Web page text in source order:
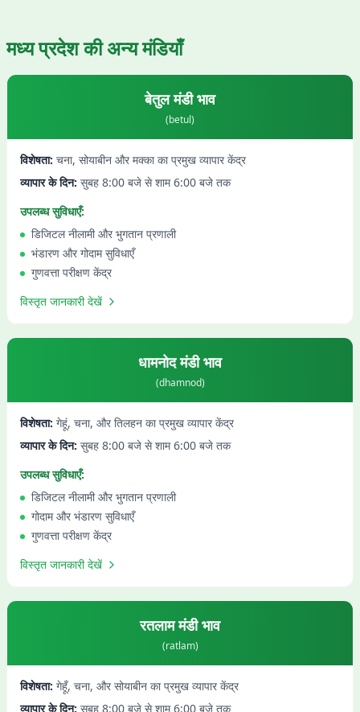
मध्य प्रदेशकी अन्य मंडियाँ
बेतुलमंडी भाव
(betul)
विशेषता: चना, सोयाबीन और मक्का का प्रमुख व्यापार केंद्र
व्यापार के दिन: सुबह 8:00 बजे से शाम 6:00 बजे तक
उपलब्ध सुविधाएँ:
डिजिटल नीलामी और भुगतान प्रणाली
भंडारण और गोदाम सुविधाएँ
गुणवत्ता परीक्षण केंद्र
विस्तृत जानकारी देखें
धामनोदमंडी भाव
(dhamnod)
विशेषता: गेहूं, चना, और तिलहन का प्रमुख व्यापार केंद्र
व्यापार के दिन: सुबह 8:00 बजे से शाम 6:00 बजे तक
उपलब्ध सुविधाएँ:
डिजिटल नीलामी और भुगतान प्रणाली
गोदाम और भंडारण सुविधाएँ
गुणवत्ता परीक्षण केंद्र
विस्तृत जानकारी देखें
रतलाममंडी भाव
(ratlam)
विशेषता: गेहूँ, चना, और सोयाबीन का प्रमुख व्यापार केंद्र
व्यापार के दिन: सुबह 8:00 बजे से शाम 6:00 बजे तक